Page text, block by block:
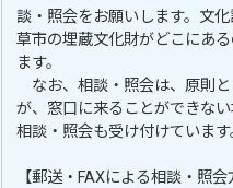
談・照会をお願いします。文
草市の埋蔵文化財がどこにあ
ます。
なお、相談・照会は、原則
が、窓口に来ることができな
相談・照会も受け付けています
【郵送・FAXによる相談・照会